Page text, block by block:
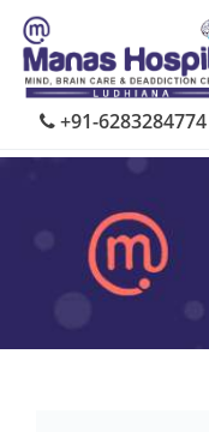
Skip
content
+91-6283284774